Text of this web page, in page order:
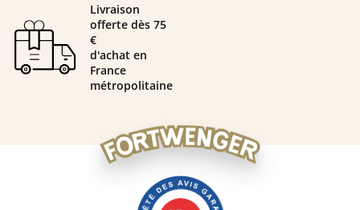
Livraison
offerte dès 75
€
d'achat en
France
métropolitaine